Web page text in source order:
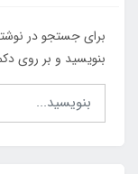
برای جستجو در
بنویسید و بر روی